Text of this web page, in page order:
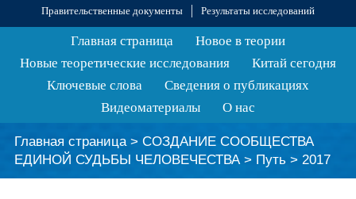
Правительственные документы
Результаты исследований
Главная страница
Новое в теории
Новые теоретические исследования
Китай сегодня
Ключевые слова
Сведения о публикациях
Видеоматериалы
О нас
Главная страница> СОЗДАНИЕ СООБЩЕСТВА
ЕДИНОЙ СУДЬБЫ ЧЕЛОВЕЧЕСТВА> Путь> 2017